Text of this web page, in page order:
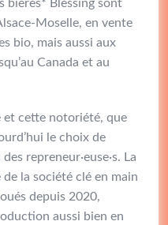
bières* Blessing sont
Moselle, en vente
bio, mais aussi aux
Canada et au
et cette notoriété, que
le choix de
repreneur·euse·s. La
la société clé en main
depuis 2020,
aussi bien en